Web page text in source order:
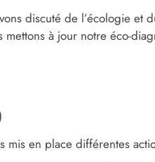
discuté de l’écologie et
à jour notre éco-
mis en place différentes